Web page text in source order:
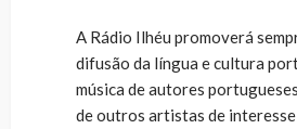
A Rádio Ilhéu promoverá
difusão da língua e cultura
música de autores
de outros artistas de interesse